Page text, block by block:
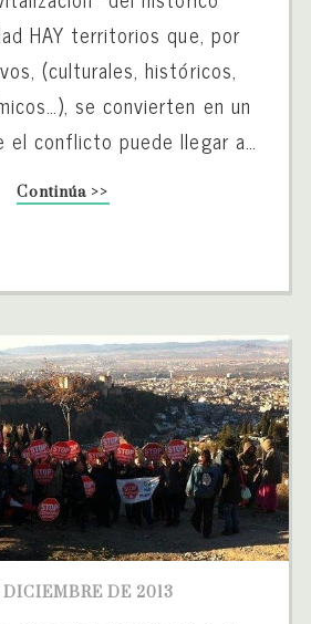
HAY territorios que, por
(culturales, históricos,
se convierten en un
el conflicto puede llegar a…
Continúa >>
DICIEMBRE DE 2013